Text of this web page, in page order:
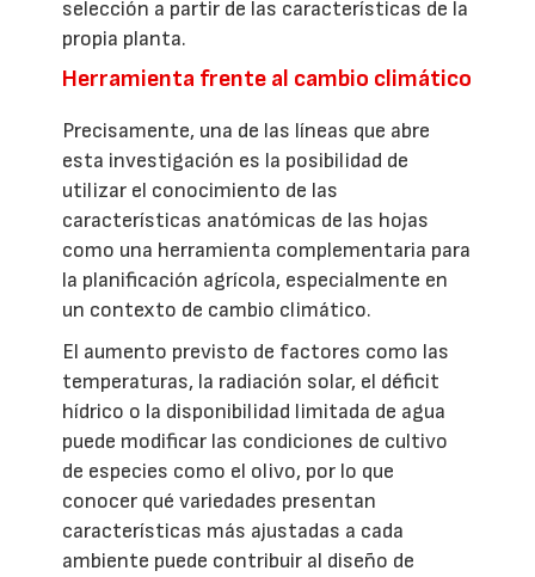
selección a partir de las características de la
propia planta.
Herramienta frente al cambio climático
Precisamente, una de las líneas que abre
esta investigación es la posibilidad de
utilizar el conocimiento de las
características anatómicas de las hojas
como una herramienta complementaria para
la planificación agrícola, especialmente en
un contexto de cambio climático.
El aumento previsto de factores como las
temperaturas, la radiación solar, el déficit
hídrico o la disponibilidad limitada de agua
puede modificar las condiciones de cultivo
de especies como el olivo, por lo que
conocer qué variedades presentan
características más ajustadas a cada
ambiente puede contribuir al diseño de